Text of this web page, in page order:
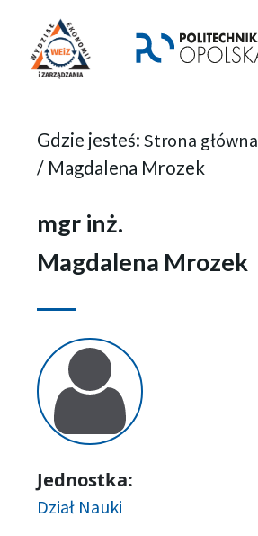
Gdzie jesteś: Strona główna
/ Magdalena Mrozek
mgr inż.
Magdalena Mrozek
Jednostka:
Dział Nauki